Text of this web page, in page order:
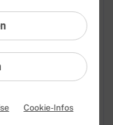
Cookie-Infos